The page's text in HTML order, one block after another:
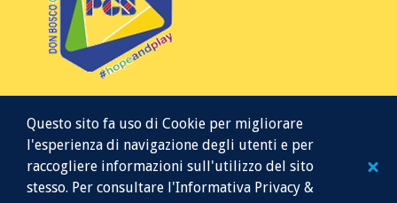
Questo sito fa uso di Cookie per migliorare
l'esperienza di navigazione degli utenti e per
raccogliere informazioni sull'utilizzo del sito
stesso. Per consultare l'Informativa Privacy &